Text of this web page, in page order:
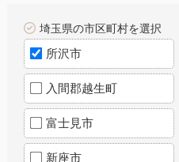
埼玉県の市区町村を選択
所沢市
入間郡越生町
富士見市
新座市